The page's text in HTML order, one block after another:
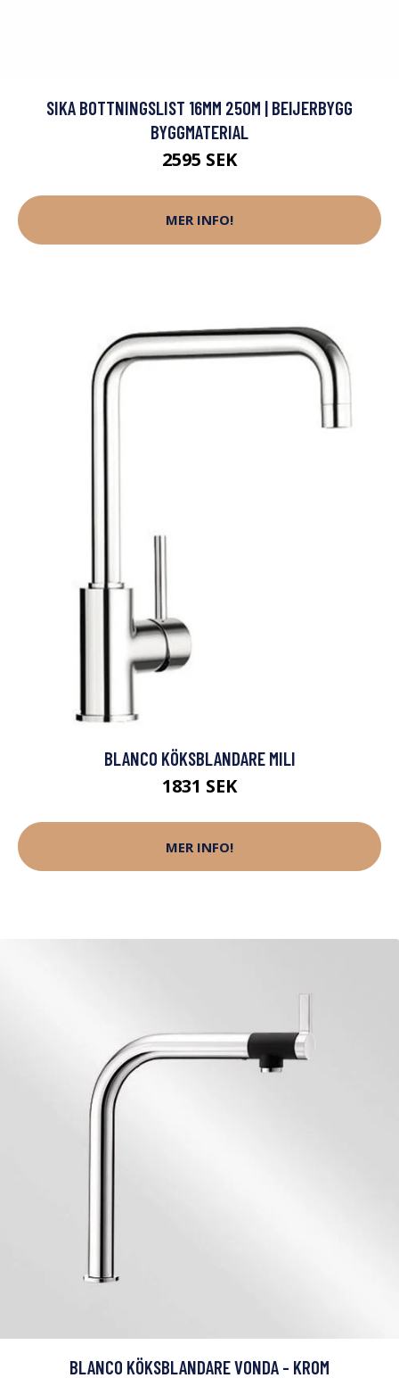
SIKA BOTTNINGSLIST 16MM 250M | BEIJERBYGG
BYGGMATERIAL
2595 SEK
MER INFO!
BLANCO KÖKSBLANDARE MILI
1831 SEK
MER INFO!
BLANCO KÖKSBLANDARE VONDA - KROM